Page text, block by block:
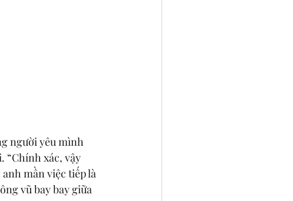
người yêu mình
“Chính xác, vậy
mần việc tiếp là
vũ bay bay giữa